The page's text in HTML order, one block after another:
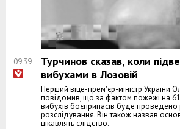
09:39
Турчинов сказав, коли
вибухами в Лозовій
Перший віце-прем'єр-міністр України
повідомив, що за фактом пожежі на
вибухів боєприпасів буде проведено
розслідування. Він також назвав
цікавлять слідство.